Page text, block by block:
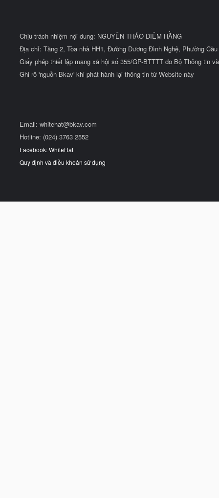
Chịu trách nhiệm nội dung: NGUYỄN THẢO DIỄM HẰNG
Địa chỉ: Tầng 2, Tòa nhà HH1, Đường Dương Đình Nghệ, Phường
Giấy phép thiết lập mạng xã hội số 355/GP-BTTTT do Bộ Thông tin
Ghi rõ 'nguồn Bkav' khi phát hành lại thông tin từ Website này
Email: whitehat@bkav.com
Hotline: (024) 3763 2552
Facebook: WhiteHat
Quy định và điều khoản sử dụng